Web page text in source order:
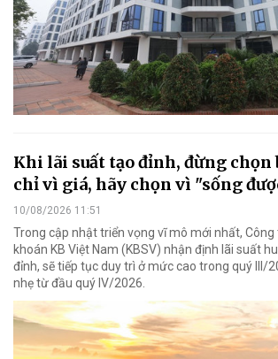
Khi lãi suất tạo đỉnh, đừng chọn
chỉ vì giá, hãy chọn vì "sống
10/08/2026 11:51
Trong cập nhật triển vọng vĩ mô mới nhất, Công
khoán KB Việt Nam (KBSV) nhận định lãi suất
đỉnh, sẽ tiếp tục duy trì ở mức cao trong quý III/
nhẹ từ đầu quý IV/2026.